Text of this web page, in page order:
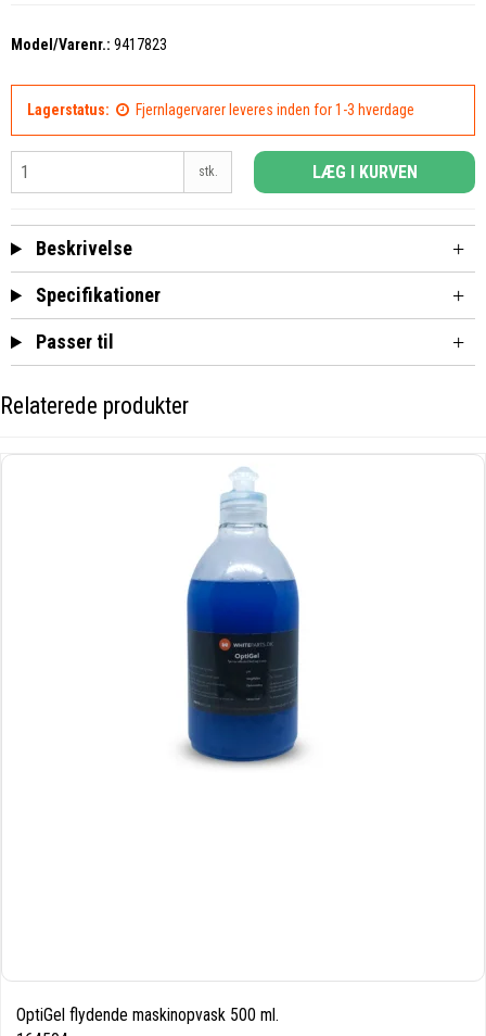
Model/Varenr.: 9417823
Lagerstatus: Fjernlagervarer leveres inden for 1-3 hverdage
stk. LÆG I KURVEN
Beskrivelse
Specifikationer
Passer til
Relaterede produkter
OptiGel flydende maskinopvask 500 ml.